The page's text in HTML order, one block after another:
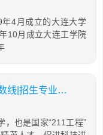
4月成立的大连大学
10月成立大连工学院
【大连理工大学单招】2026录取分数线|招生专业录取计划查询
，也是国家“211工程”